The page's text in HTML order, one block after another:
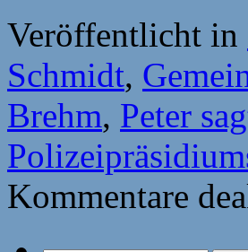
Veröffentlicht in
Schmidt,
Brehm, Peter
Kommentare